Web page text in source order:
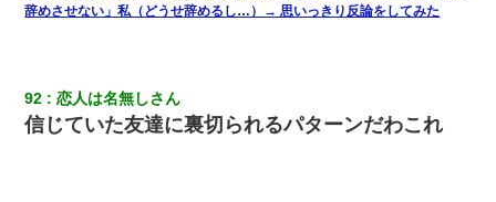
辞めさせない」私（どうせ辞めるし…）→ 思いっきり反論をしてみた
92 恋人は名無しさん
信じていた友達に裏切られるパターンだわこれ